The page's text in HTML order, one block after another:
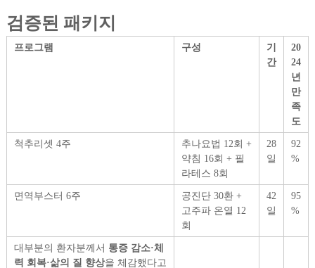
검증된 패키지
프로그램 구성
기
간
20
24
년
만
족
도
척추리셋 4주
추나요법 12회 +
약침 16회 + 필
라테스 8회
28
일
92
%
면역부스터 6주
공진단 30환 +
고주파 온열 12
회
42
일
95
%
대부분의 환자분께서 통증 감소·체
력 회복·삶의 질 향상을 체감했다고